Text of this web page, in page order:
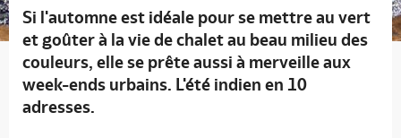
Si l'automne est idéale pour se mettre au vert
et goûter à la vie de chalet au beau milieu des
couleurs, elle se prête aussi à merveille aux
week-ends urbains. L'été indien en 10
adresses.